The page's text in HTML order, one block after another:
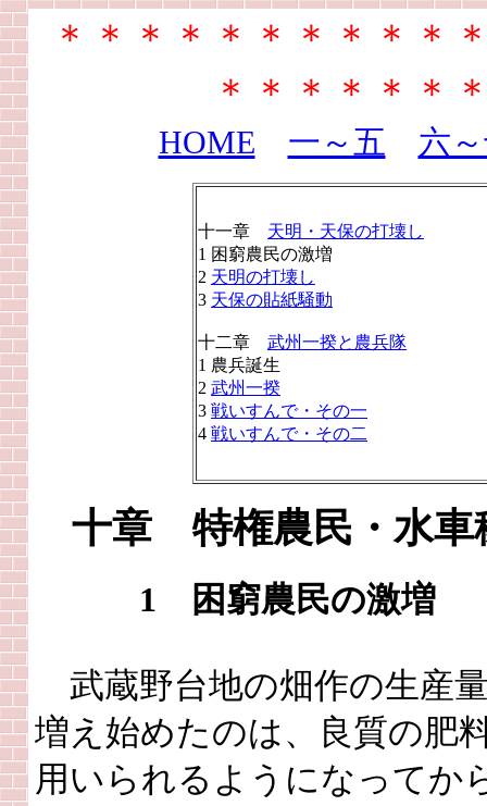
＊＊＊＊＊＊＊＊＊＊
＊＊＊＊＊＊
HOME 一～五 六
十一章 天明・天保の打壊し
1 困窮農民の激増
2 天明の打壊し
3 天保の貼紙騒動
十二章 武州一揆と農兵隊
1 農兵誕生
2 武州一揆
3 戦いすんで・その一
4 戦いすんで・その二
十章 特権農民・水車
1 困窮農民の激増
武蔵野台地の畑作の生産
増え始めたのは、良質の肥
用いられるようになってか